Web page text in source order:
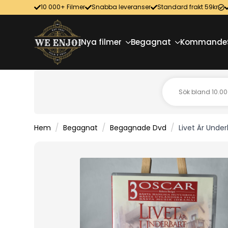
10 000+ Filmer Snabba leveranser Standard frakt 59kr
Nya filmer Begagnat Kommande
Hem Begagnat Begagnade Dvd Livet Är